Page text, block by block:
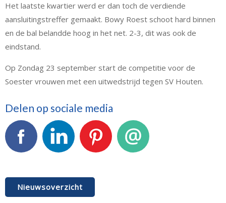
Het laatste kwartier werd er dan toch de verdiende
aansluitingstreffer gemaakt. Bowy Roest schoot hard binnen
en de bal belandde hoog in het net. 2-3, dit was ook de
eindstand.
Op Zondag 23 september start de competitie voor de
Soester vrouwen met een uitwedstrijd tegen SV Houten.
Delen op sociale media
Nieuwsoverzicht